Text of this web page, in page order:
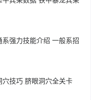
强力技能介绍 一般系招
技巧 脐眼洞穴全关卡